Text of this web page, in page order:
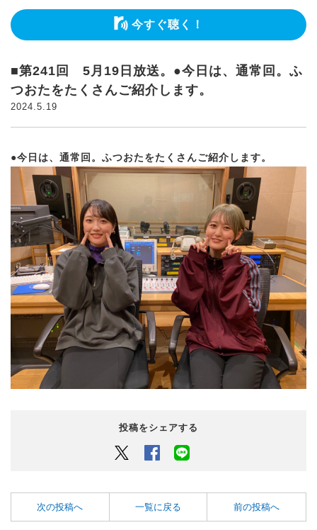
今すぐ聴く！
■第241回 5月19日放送。●今日は、通常回。ふ
つおたをたくさんご紹介します。
2024.5.19
●今日は、通常回。ふつおたをたくさんご紹介します。
投稿をシェアする
Twitter Facebook
次の投稿へ 一覧に戻る 前の投稿へ